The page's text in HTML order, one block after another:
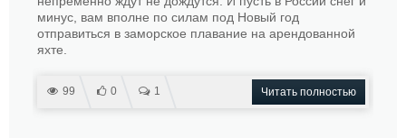
минус, вам вполне по силам под Новый год
отправиться в заморское плавание на арендованной
яхте.
99 0 1 Читать полностью